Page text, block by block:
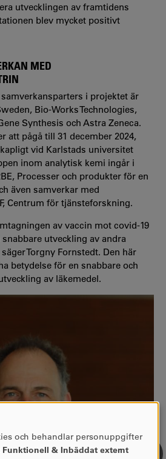
utvecklingen av framtidens
blev mycket positivt
MED
i projektet är
Bio-Works Technologies,
Synthesis och Astra Zeneca.
att pågå till 31 december 2024,
vid Karlstads universitet
inom analytisk kemi ingår i
Processer och produkter för en
även samverkar med
Centrum för tjänsteforskning.
av vaccin mot covid-19
utveckling av andra
Torgny Fornstedt. Den här
betydelse för en snabbare och
av läkemedel.
och behandlar personuppgifter
Funktionell & Inbäddat externt